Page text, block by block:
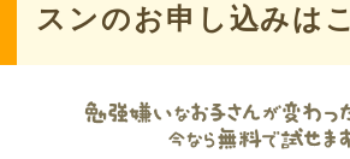
スンのお申し込みは